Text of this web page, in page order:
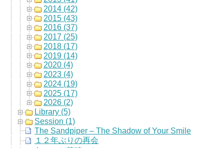
2014 (42)
2015 (43)
2016 (37)
2017 (25)
2018 (17)
2019 (14)
2020 (4)
2023 (4)
2024 (19)
2025 (17)
2026 (2)
Library (5)
Session (1)
The Sandpiper – The Shadow of Your Smile
１２年ぶりの再会